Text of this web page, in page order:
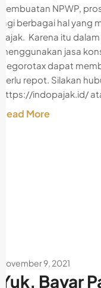
pembuatan NPWP,
lagi berbagai hal
Pajak. Karena itu
menggunakan jasa
Negorotax dapat
perlu repot. Silakan
https://indopajak.id/
Read More
November 9, 2021
Yuk, Bayar